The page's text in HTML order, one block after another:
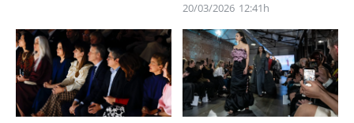
20/03/2026 12:41h